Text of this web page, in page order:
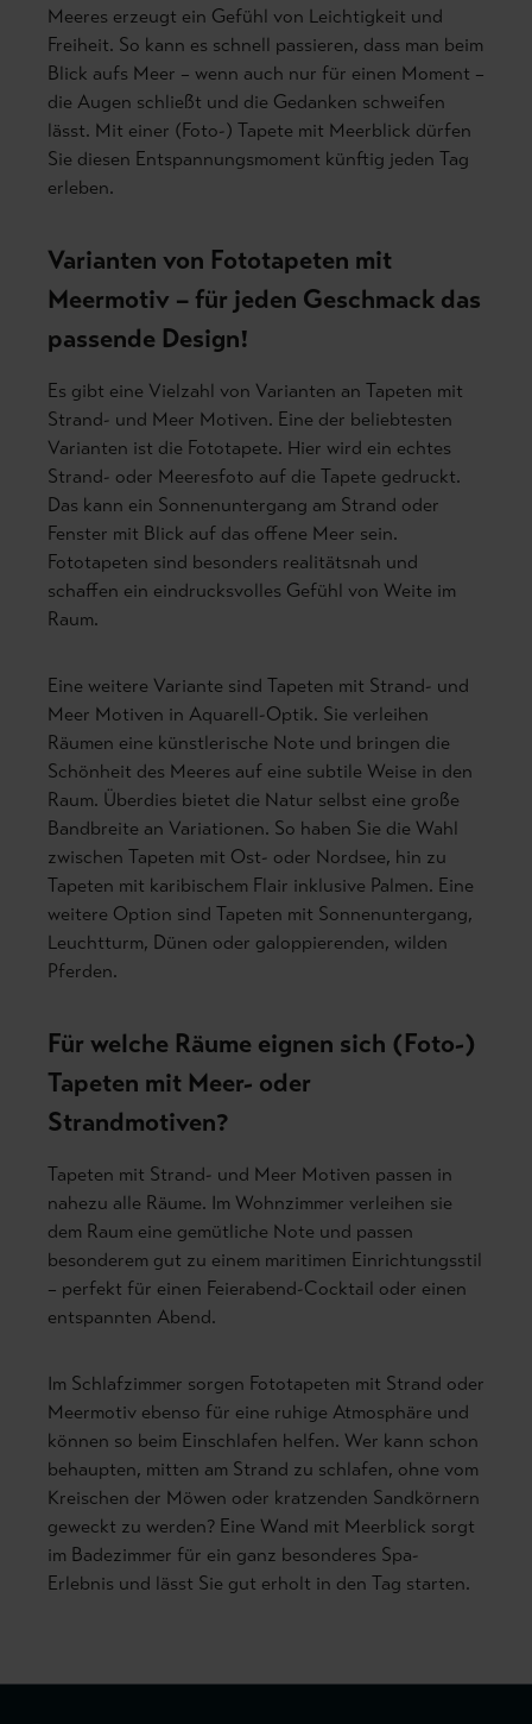
Meeres erzeugt ein Gefühl von Leichtigkeit und
Freiheit. So kann es schnell passieren, dass man beim
Blick aufs Meer – wenn auch nur für einen Moment –
die Augen schließt und die Gedanken schweifen
lässt. Mit einer (Foto-) Tapete mit Meerblick dürfen
Sie diesen Entspannungsmoment künftig jeden Tag
erleben.
Varianten von Fototapeten mit
Meermotiv – für jeden Geschmack das
passende Design!
Es gibt eine Vielzahl von Varianten an Tapeten mit
Strand- und Meer Motiven. Eine der beliebtesten
Varianten ist die Fototapete. Hier wird ein echtes
Strand- oder Meeresfoto auf die Tapete gedruckt.
Das kann ein Sonnenuntergang am Strand oder
Fenster mit Blick auf das offene Meer sein.
Fototapeten sind besonders realitätsnah und
schaffen ein eindrucksvolles Gefühl von Weite im
Raum.
Eine weitere Variante sind Tapeten mit Strand- und
Meer Motiven in Aquarell-Optik. Sie verleihen
Räumen eine künstlerische Note und bringen die
Schönheit des Meeres auf eine subtile Weise in den
Raum. Überdies bietet die Natur selbst eine große
Bandbreite an Variationen. So haben Sie die Wahl
zwischen Tapeten mit Ost- oder Nordsee, hin zu
Tapeten mit karibischem Flair inklusive Palmen. Eine
weitere Option sind Tapeten mit Sonnenuntergang,
Leuchtturm, Dünen oder galoppierenden, wilden
Pferden.
Für welche Räume eignen sich (Foto-)
Tapeten mit Meer- oder
Strandmotiven?
Tapeten mit Strand- und Meer Motiven passen in
nahezu alle Räume. Im Wohnzimmer verleihen sie
dem Raum eine gemütliche Note und passen
besonderem gut zu einem maritimen Einrichtungsstil
– perfekt für einen Feierabend-Cocktail oder einen
entspannten Abend.
Im Schlafzimmer sorgen Fototapeten mit Strand oder
Meermotiv ebenso für eine ruhige Atmosphäre und
können so beim Einschlafen helfen. Wer kann schon
behaupten, mitten am Strand zu schlafen, ohne vom
Kreischen der Möwen oder kratzenden Sandkörnern
geweckt zu werden? Eine Wand mit Meerblick sorgt
im Badezimmer für ein ganz besonderes Spa-
Erlebnis und lässt Sie gut erholt in den Tag starten.